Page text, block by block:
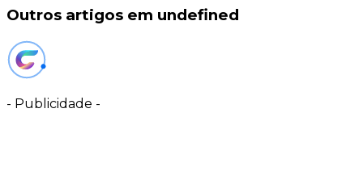
Outros artigos em undefined
- Publicidade -